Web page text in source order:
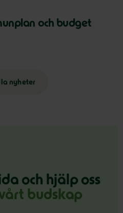
och budget
nyheter
och hjälp oss
budskap